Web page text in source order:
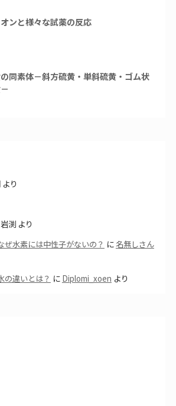
ンと様々な試薬の反応
同素体－斜方硫黄・単斜硫黄・ゴム状
より
岩渕より
ぜ水素には中性子がないの？ に名無しさん
の違いとは？ に Diplomi_xoen より